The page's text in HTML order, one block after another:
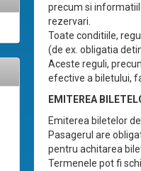
precum si
rezervari.
Toate conditiile,
(de ex. obligatia
Aceste reguli,
efective a biletului,
EMITEREA
Emiterea biletelor
Pasagerul are
pentru achitarea
Termenele pot fi